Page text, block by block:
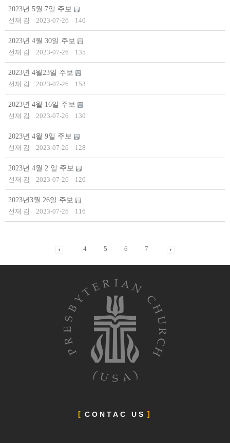
2023년 5월 7일 주보
선재 김
2023-07-26 140
2023년 4월 30일 주보
선재 김
2023-07-26 135
2023년 4월23일 주보
선재 김
2023-07-26 153
2023년 4월 16일 주보
선재 김
2023-07-26 130
2023년 4월 9일 주보
선재 김
2023-07-26 128
2023년 4월 2 일 주보
선재 김
2023-07-26 120
2023년3월 26일 주보
선재 김
2023-07-26 116
4 5 6 7
CONTAC US